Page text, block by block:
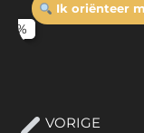
Ik oriënteer
VORIGE